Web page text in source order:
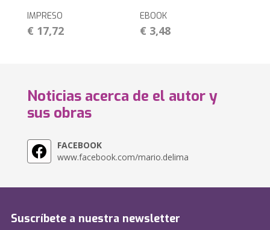
IMPRESO
€ 17,72
EBOOK
€ 3,48
Noticias acerca de el autor y
sus obras
FACEBOOK
www.facebook.com/mario.delima
Suscríbete a nuestra newsletter